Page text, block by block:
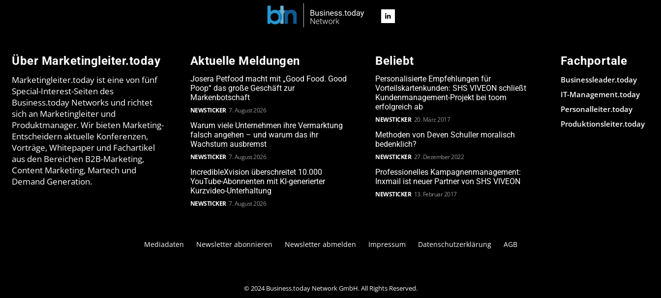
Über Marketingleiter.today
Marketingleiter.today ist eine von fünf
Special-Interest-Seiten des
Business.today Networks und richtet
sich an Marketingleiter und
Produktmanager. Wir bieten Marketing-
Entscheidern aktuelle Konferenzen,
Vorträge, Whitepaper und Fachartikel
aus den Bereichen B2B-Marketing,
Content Marketing, Martech und
Demand Generation.
Aktuelle Meldungen
Josera Petfood macht mit „Good Food. Good
Poop“ das große Geschäft zur
Markenbotschaft
NEWSTICKER 7. August 2026
Warum viele Unternehmen ihre Vermarktung
falsch angehen – und warum das ihr
Wachstum ausbremst
NEWSTICKER 7. August 2026
IncredibleXvision überschreitet 10.000
YouTube-Abonnenten mit KI-generierter
Kurzvideo-Unterhaltung
NEWSTICKER 7. August 2026
Beliebt
Personalisierte Empfehlungen für
Vorteilskartenkunden: SHS VIVEON schließt
Kundenmanagement-Projekt bei toom
erfolgreich ab
NEWSTICKER 20. März 2017
Methoden von Deven Schuller moralisch
bedenklich?
NEWSTICKER 27. Dezember 2022
Professionelles Kampagnenmanagement:
Inxmail ist neuer Partner von SHS VIVEON
NEWSTICKER 13. Februar 2017
Fachportale
Businessleader.today
IT-Management.today
Personalleiter.today
Produktionsleiter.today
Mediadaten Newsletter abonnieren Newsletter abmelden Impressum Datenschutzerklärung AGB
© 2024 Business.today Network GmbH. All Rights Reserved.